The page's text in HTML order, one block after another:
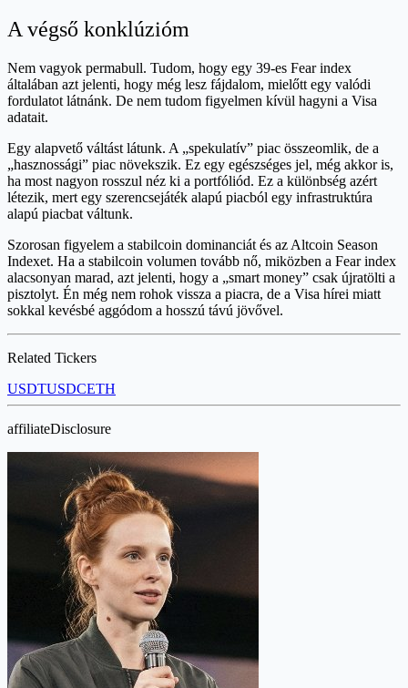
A végső konklúzióm
Nem vagyok permabull. Tudom, hogy egy 39-es Fear index
általában azt jelenti, hogy még lesz fájdalom, mielőtt egy valódi
fordulatot látnánk. De nem tudom figyelmen kívül hagyni a Visa
adatait.
Egy alapvető váltást látunk. A „spekulatív” piac összeomlik, de a
„hasznossági” piac növekszik. Ez egy egészséges jel, még akkor is,
ha most nagyon rosszul néz ki a portfóliód. Ez a különbség azért
létezik, mert egy szerencsejáték alapú piacból egy infrastruktúra
alapú piacbat váltunk.
Szorosan figyelem a stabilcoin dominanciát és az Altcoin Season
Indexet. Ha a stabilcoin volumen tovább nő, miközben a Fear index
alacsonyan marad, azt jelenti, hogy a „smart money” csak újratölti a
pisztolyt. Én még nem rohok vissza a piacra, de a Visa hírei miatt
sokkal kevésbé aggódom a hosszú távú jövővel.
Related Tickers
USDTUSDCETH
affiliateDisclosure